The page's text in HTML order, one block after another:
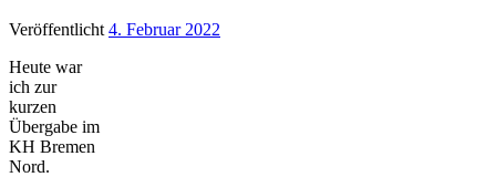
Veröffentlicht 4. Februar 2022
Heute war
ich zur
kurzen
Übergabe im
KH Bremen
Nord.